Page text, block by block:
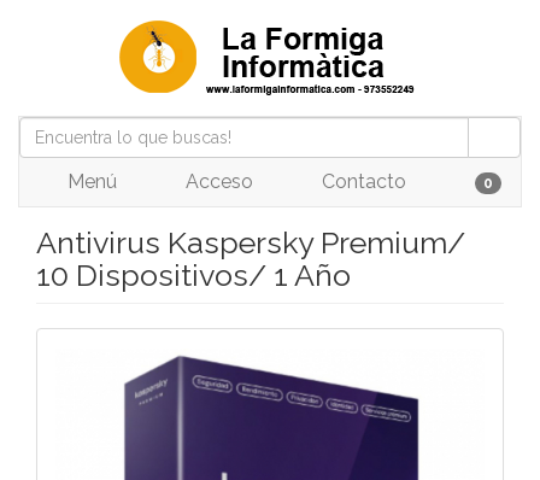
Menú Acceso Contacto 0
Antivirus Kaspersky Premium/
10 Dispositivos/ 1 Año